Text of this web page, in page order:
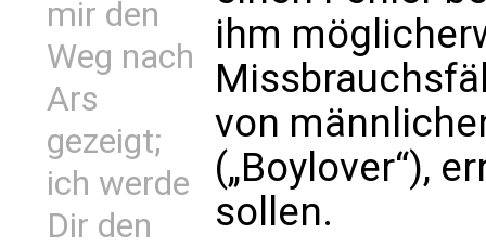
mir den
Weg nach
Ars
gezeigt;
ich werde
Dir den
ihm
von
(„Boylover“),
sollen.